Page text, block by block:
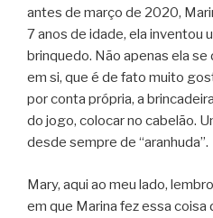
antes de março de 2020,
7 anos de idade, ela inventou
brinquedo. Não apenas ela
em si, que é de fato muito
por conta própria, a
do jogo, colocar no cabelão.
desde sempre de “aranhuda”.
Mary, aqui ao meu lado,
em que Marina fez essa coisa